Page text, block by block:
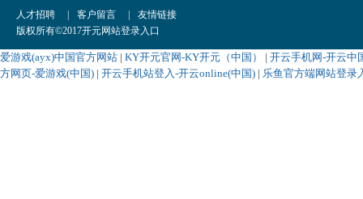
人才招聘 客户留言
友情链接
版权所有©2017开元网站登录入口
爱游戏(ayx)中国官方网站 | KY开元官网-KY开元（中国） | 开云手机网-开云中
方网页-爱游戏(中国) | 开云手机站登入-开云online(中国) | 乐鱼官方端网站登录